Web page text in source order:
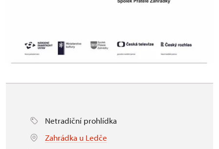
Netradiční prohlídka
Zahrádka u Ledče